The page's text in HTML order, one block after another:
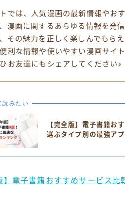
では、人気漫画の最新情報やお
漫画に関するあらゆる情報を発
その魅力を正しく楽しんでもら
利な情報や使いやすい漫画サイ
お友達にもシェアしてください♪
読みたい
【完全版】電子書籍お
選ぶタイプ別の最強アプ
電子書籍おすすめサービス比